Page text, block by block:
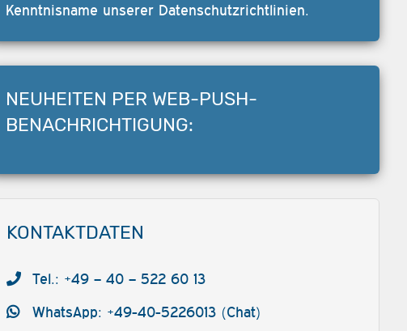
Kenntnisname unserer Datenschutzrichtlinien.
NEUHEITEN PER WEB-PUSH-
BENACHRICHTIGUNG:
KONTAKTDATEN
Tel.: +49 – 40 – 522 60 13
WhatsApp: +49-40-5226013 (Chat)